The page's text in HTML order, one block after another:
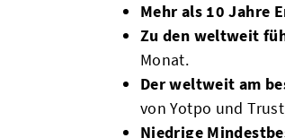
Mehr als 10 Jahre
Zu den weltweit
Monat.
Der weltweit am
von Yotpo und
Niedrige